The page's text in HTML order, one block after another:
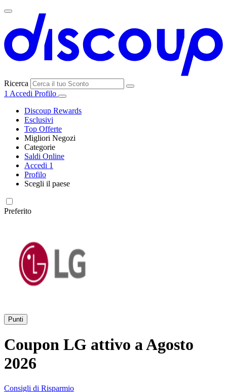
Ricerca
1 Accedi Profilo
Discoup Rewards
Esclusivi
Top Offerte
Migliori Negozi
SHEIN
eBay
Categorie
Elettronica e
e Accessori
Vacanze e
Saldi Online
Accedi 1
Profilo
Scegli il paese
Preferito
Punti
Coupon LG attivo a Agosto
2026
Consigli di Risparmio